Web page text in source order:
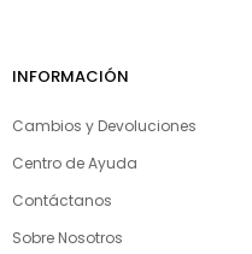
INFORMACIÓN
Cambios y Devoluciones
Centro de Ayuda
Contáctanos
Sobre Nosotros